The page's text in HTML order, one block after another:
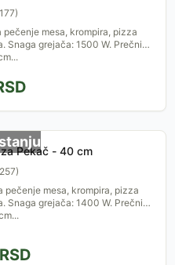
177)
pečenje mesa, krompira, pizza
Snaga grejača: 1500 W. Prečnik
Pekač - 40 cm
257)
pečenje mesa, krompira, pizza
Snaga grejača: 1400 W. Prečnik
RSD